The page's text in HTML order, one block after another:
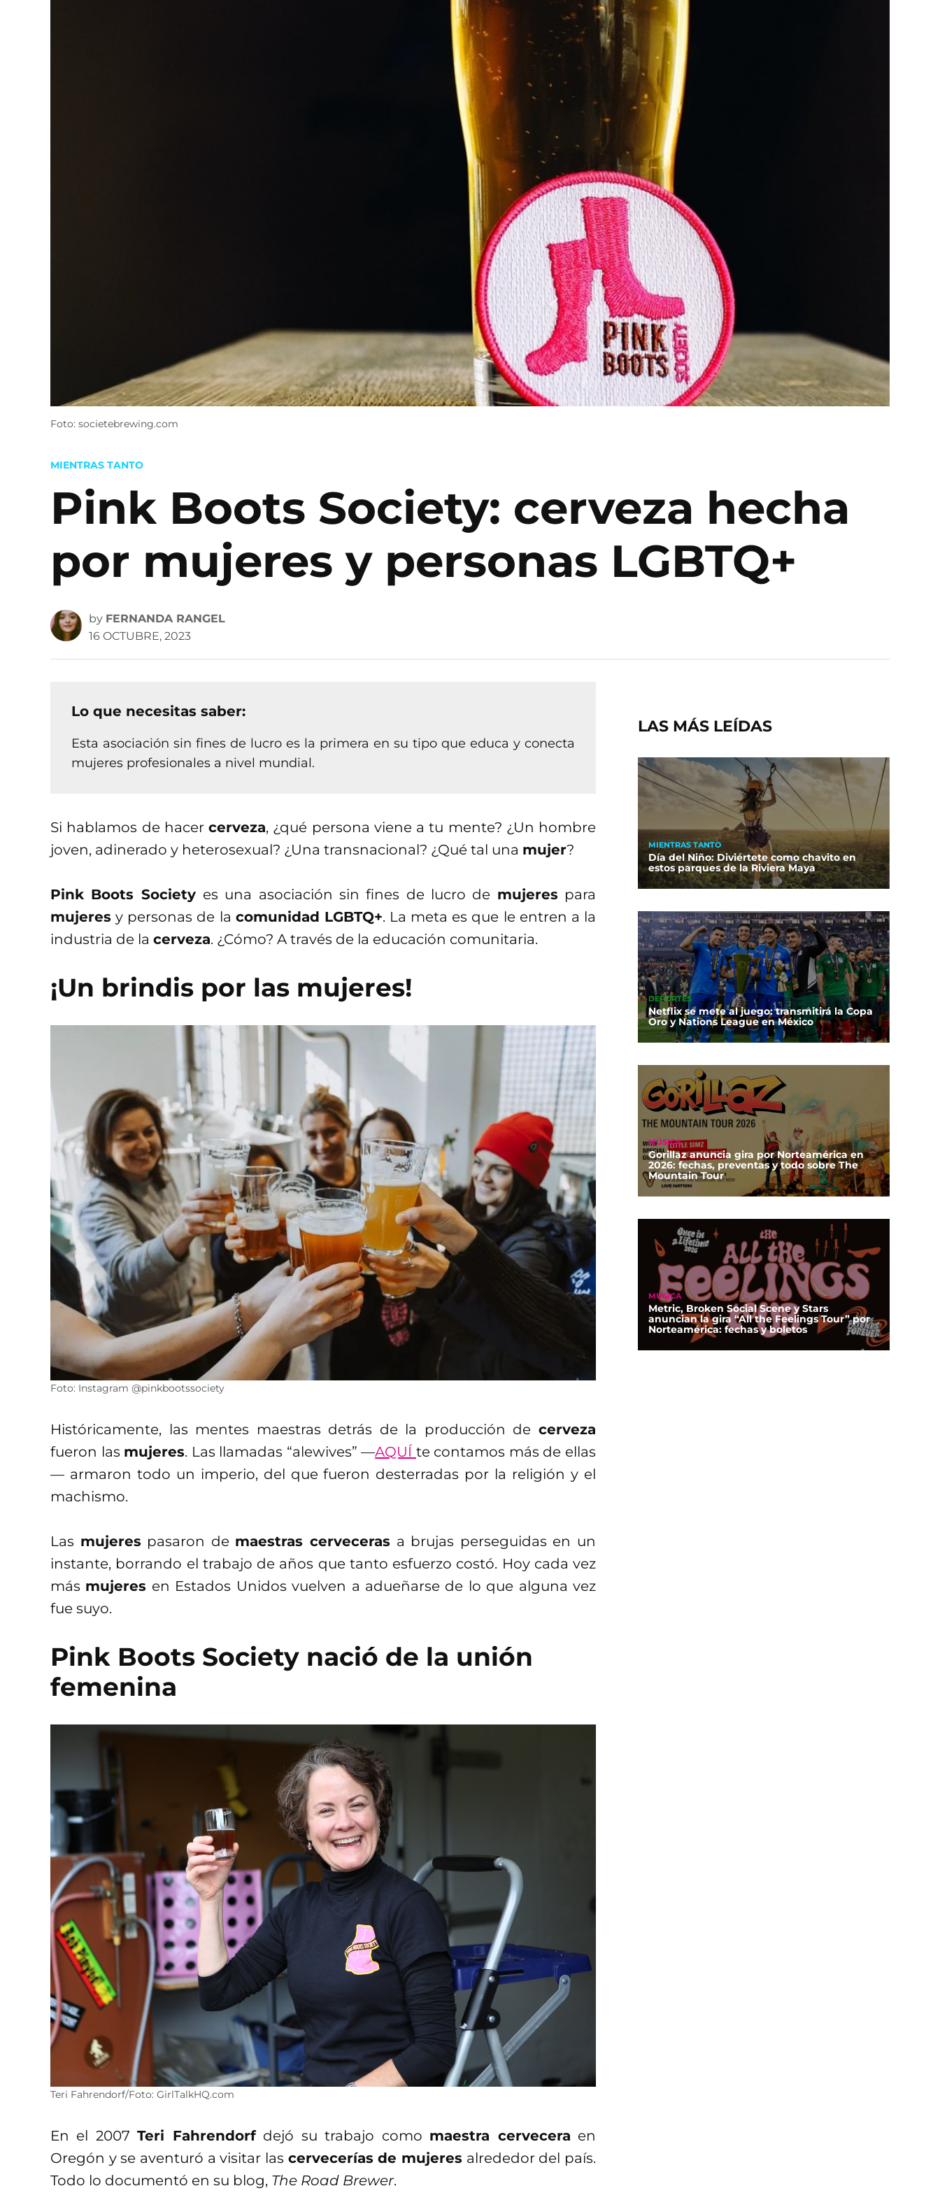
Foto: societebrewing.com
POSTED
MIENTRAS TANTO
Pink Boots Society: cerveza hecha
por mujeres y personas LGBTQ+
by FERNANDA RANGEL
16 OCTUBRE, 2023
Lo que necesitas saber:
Esta asociación sin fines de lucro es la primera en su tipo que educa y conecta
mujeres profesionales a nivel mundial.
Si hablamos de hacer cerveza, ¿qué persona viene a tu mente? ¿Un hombre
joven, adinerado y heterosexual? ¿Una transnacional? ¿Qué tal una mujer?
Pink Boots Society es una asociación sin fines de lucro de mujerespara
mujeres y personas de la comunidad LGBTQ+. La meta es que le entren a la
industria de la cerveza. ¿Cómo? A través de la educación comunitaria.
¡Un brindis por las mujeres!
Foto: Instagram @pinkbootssociety
Históricamente, las mentes maestras detrás de la producción de cerveza
fueron las mujeres. Las llamadas “alewives” —AQUÍ te contamos más de ellas
— armaron todo un imperio, del que fueron desterradas por la religión y el
machismo.
Las mujerespasaron de maestras cerveceras a brujas perseguidas en un
instante, borrando el trabajo de años que tanto esfuerzo costó. Hoy cada vez
más mujeres en Estados Unidos vuelven a adueñarse de lo que alguna vez
fue suyo.
Pink Boots Society nació de la unión
femenina
Teri Fahrendorf/Foto: GirlTalkHQ.com
En el 2007Teri Fahrendorfdejó su trabajo como maestra cervecera en
Oregón y se aventuró a visitar las cervecerías de mujeres alrededor del país.
Todo lo documentó en su blog, The Road Brewer.
LAS MÁS LEÍDAS
MIENTRAS TANTO
Día del Niño: Diviértete como chavito en
estos parques de la Riviera Maya
DEPORTES
Netflix se mete al juego: transmitirá la Copa
Oro y Nations League en México
MÚSICA
Gorillaz anuncia gira por Norteamérica en
2026: fechas, preventas y todo sobre The
Mountain Tour
MÚSICA
Metric, Broken Social Scene y Stars
anuncian la gira “All the Feelings Tour” por
Norteamérica: fechas y boletos